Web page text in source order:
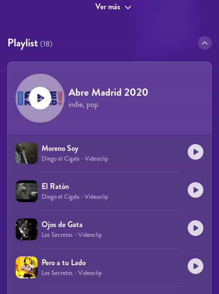
Ver más
Playlist (18)
Abre Madrid 2020
indie, pop
Moreno Soy
Diego el Cigala - Videoclip
El Ratón
Diego el Cigala - Videoclip
Ojos de Gata
Los Secretos - Videoclip
Pero a tu Lado
Los Secretos - Videoclip